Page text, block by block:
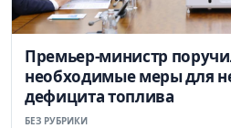
Премьер-министр
необходимые меры для
дефицита топлива
БЕЗ РУБРИКИ